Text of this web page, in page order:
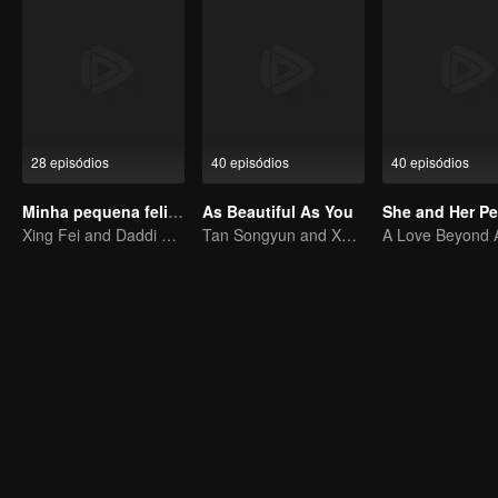
28 episódios
Minha pequena felicidade
Xing Fei and Daddi Tang's sweet love story.
40 episódios
As Beautiful As You
Tan Songyun and Xu Kai join forces in the workplace
40 episódios